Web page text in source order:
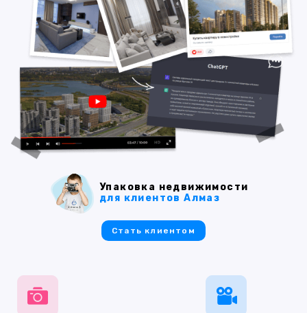
Упаковка недвижимости
для клиентов Алмаз
Стать клиентом